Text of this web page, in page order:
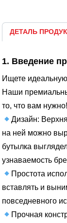
ДЕТАЛЬ
1. Введение
Ищете
Наши
то, что вам нужно!
Дизайн:
на ней можно
бутылка
узнаваемость
Простота
вставлять и
повседневного
Прочная